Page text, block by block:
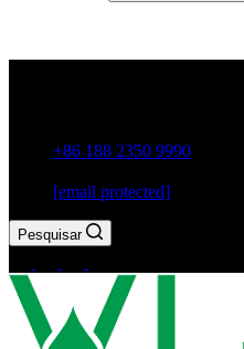
+86 188 2350 9990
[email protected]
Pesquisar